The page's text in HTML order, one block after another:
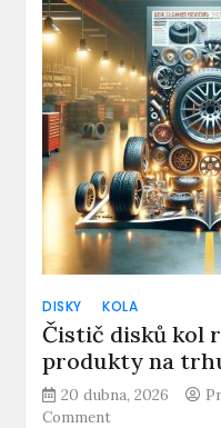
5×112:
Perfektní
volba
pro
vaše
auto.
DISKY KOLA
Čistič disků kol
produkty na
20 dubna, 2026
Commenton